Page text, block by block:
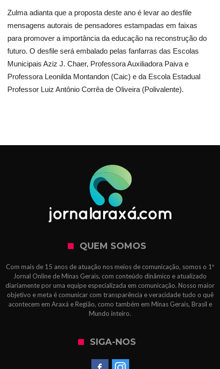
Zulma adianta que a proposta deste ano é levar ao desfile
mensagens autorais de pensadores estampadas em faixas
para promover a importância da educação na reconstrução do
futuro. O desfile será embalado pelas fanfarras das Escolas
Municipais Aziz J. Chaer, Professora Auxiliadora Paiva e
Professora Leonilda Montandon (Caic) e da Escola Estadual
Professor Luiz Antônio Corrêa de Oliveira (Polivalente).
QUEM SOMOS
Com mais de 15 anos de atuação nos meios de comunicação, somos o 1º
Jornal Online de Minas Gerais, com conteúdo dinâmico e atualizado
diariamente por uma equipe especializada em comunicação. Nosso maior
objetivo e meta é comunicar com transparência e veracidade tudo o quê
acontecem em Araxá e Região, como também em Minas Gerais, Brasil e
Mundo inteiro.
SIGA-NOS